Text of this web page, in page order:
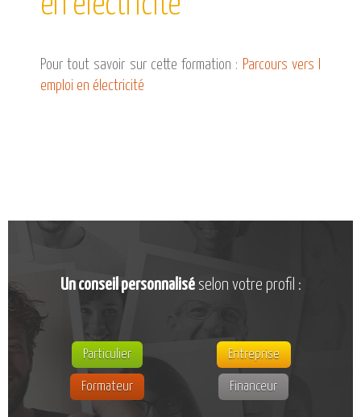
CATALOGUE DE FORMATIONS
NOS PERFECTIONNEMENTS PAR MÉTIER
Pour tout savoir sur cette formation : Parcours vers l
emploi en électricité
Un conseil personnaliséselon votre profil :
Particulier Entreprise
Formateur Financeur